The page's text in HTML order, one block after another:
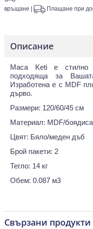
връщане
Плащане при
Описание
Маса Keti е стилно
подходяща за
Изработена е с MDF
дърво.
Размери: 120/60/45 см
Материал: MDF/
Цвят: Бяло/меден дъб
Брой пакети: 2
Тегло: 14 кг
Обем: 0.087 м3
Свързани продукти